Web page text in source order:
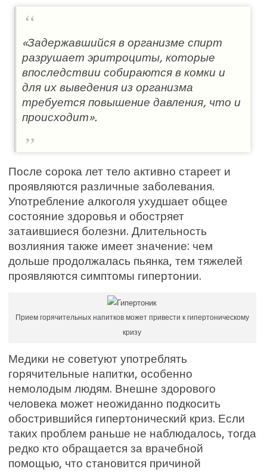
«Задержавшийся в организме спирт
разрушает эритроциты, которые
впоследствии собираются в комки и
для их выведения из организма
требуется повышение давления, что и
происходит».
После сорока лет тело активно стареет и
проявляются различные заболевания.
Употребление алкоголя ухудшает общее
состояние здоровья и обостряет
затаившиеся болезни. Длительность
возлияния также имеет значение: чем
дольше продолжалась пьянка, тем тяжелей
проявляются симптомы гипертонии.
Прием горячительных напитков может привести к гипертоническому
кризу
Медики не советуют употреблять
горячительные напитки, особенно
немолодым людям. Внешне здорового
человека может неожиданно подкосить
обострившийся гипертонический криз. Если
таких проблем раньше не наблюдалось, тогда
редко кто обращается за врачебной
помощью, что становится причиной